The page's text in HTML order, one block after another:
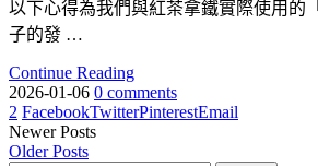
以下心得為我們與紅茶拿鐵實際使用的
子的發 …
Continue Reading
2026-01-06 0 comments
2 FacebookTwitterPinterestEmail
Newer Posts
Older Posts